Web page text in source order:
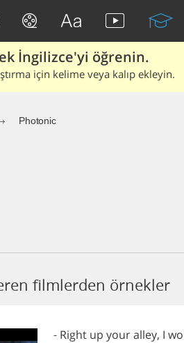
İngilizce'yi öğrenin.
için kelime veya kalıp ekleyin.
Photonic
filmlerden örnekler
- Right up youralley, I